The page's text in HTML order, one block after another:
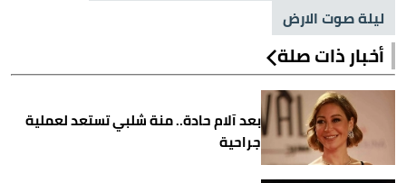
ليلة صوت الارض
أخبار ذات صلة
بعد آلام حادة.. منة شلبي تستعد لعملية
جراحية